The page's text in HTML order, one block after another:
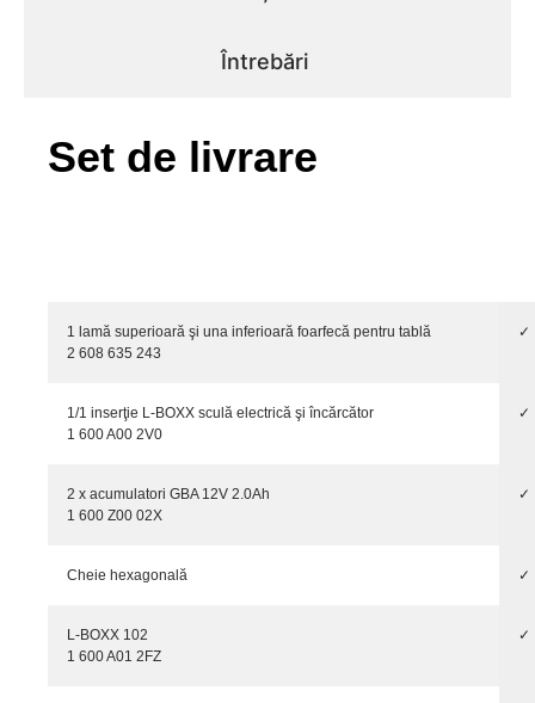
Întrebări
Set de livrare
1 lamă superioară şi una inferioară foarfecă pentru tablă
2 608 635 243
✓
1/1 inserţie L-BOXX sculă electrică şi încărcător
1 600 A00 2V0
✓
2 x acumulatori GBA 12V 2.0Ah
1 600 Z00 02X
✓
Cheie hexagonală ✓
L-BOXX 102
1 600 A01 2FZ
✓